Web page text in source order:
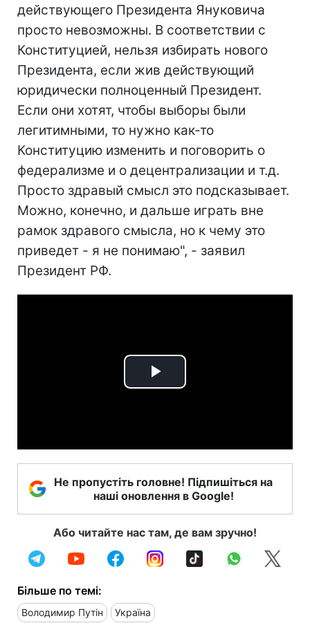
действующего Президента Януковича
просто невозможны. В соответствии с
Конституцией, нельзя избирать нового
Президента, если жив действующий
юридически полноценный Президент.
Если они хотят, чтобы выборы были
легитимными, то нужно как-то
Конституцию изменить и поговорить о
федерализме и о децентрализации и т.д.
Просто здравый смысл это подсказывает.
Можно, конечно, и дальше играть вне
рамок здравого смысла, но к чему это
приведет - я не понимаю", - заявил
Президент РФ.
Play
Не пропустіть головне! Підпишіться на
наші оновлення в Google!
Або читайте нас там, де вам зручно!
Більше по темі:
Володимир Путін Україна